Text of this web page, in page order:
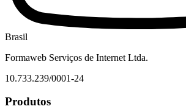
Brasil
Formaweb Serviços de Internet Ltda.
10.733.239/0001-24
Produtos